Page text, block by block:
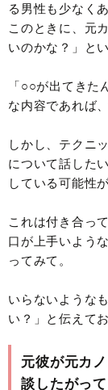
る男性も少なく
このときに、元
いのかな？」と
「○○が出てきた
な内容であれば
しかし、テクニ
について話した
している可能性
これは付き合っ
口が上手いよう
ってみて。
いらないような
い？」と伝えて
元彼が元カ
談したがっ